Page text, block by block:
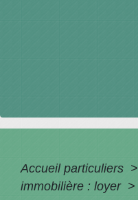
Accueil particuliers >
immobilière : loyer >